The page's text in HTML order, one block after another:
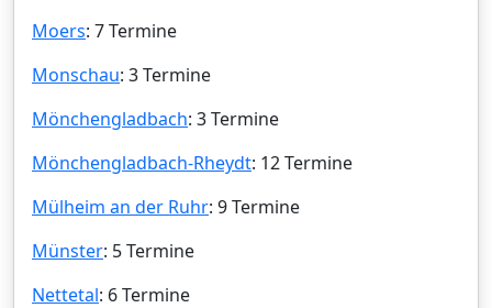
Moers: 7 Termine
Monschau: 3 Termine
Mönchengladbach: 3 Termine
Mönchengladbach-Rheydt: 12 Termine
Mülheim an der Ruhr: 9 Termine
Münster: 5 Termine
Nettetal: 6 Termine